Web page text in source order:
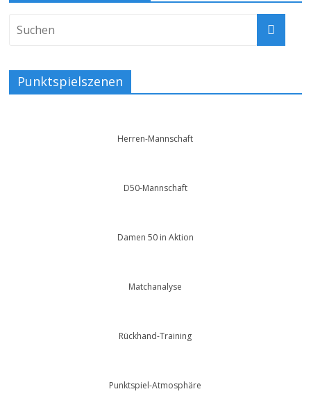
Punktspielszenen
Herren-Mannschaft
D50-Mannschaft
Damen 50 in Aktion
Matchanalyse
Rückhand-Training
Punktspiel-Atmosphäre